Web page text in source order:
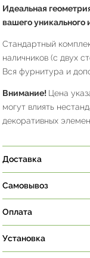
Идеальная
вашего уникального
Стандартный
наличников (с двух
Вся фурнитура и
Внимание! Цена
могут влиять
декоративных
Доставка
Самовывоз
Оплата
Установка